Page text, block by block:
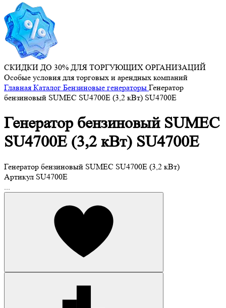
СКИДКИ ДО 30% ДЛЯ ТОРГУЮЩИХ ОРГАНИЗАЦИЙ
Особые условия для торговых и арендных компаний
Главная Каталог Бензиновые генераторы Генератор
бензиновый SUMEC SU4700E (3,2 кВт) SU4700E
Генератор бензиновый SUMEC
SU4700E (3,2 кВт) SU4700E
Генератор бензиновый SUMEC SU4700E (3,2 кВт)
Артикул SU4700E
...